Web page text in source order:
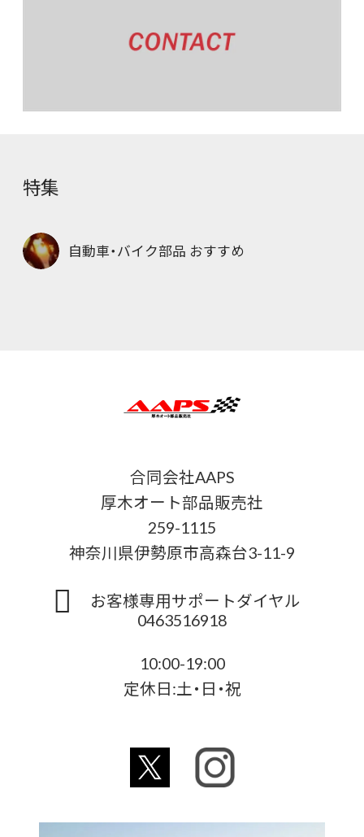
特集
自動車・バイク部品 おすすめ
合同会社AAPS
厚木オート部品販売社
259-1115
神奈川県伊勢原市高森台3-11-9
お客様専用サポートダイヤル
0463516918
10:00-19:00
定休日:土・日・祝